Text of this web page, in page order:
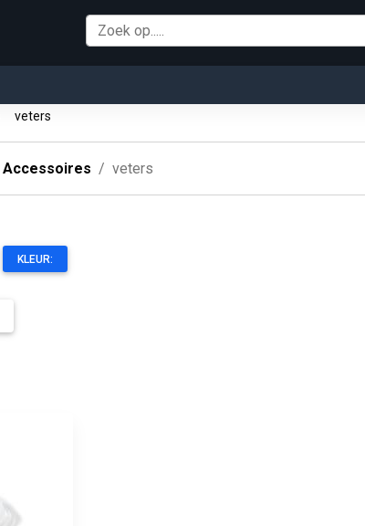
veters
Accessoires veters
KLEUR: